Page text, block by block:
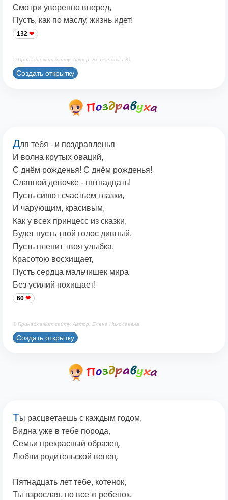
Смотри уверенно вперед,
Пусть, как по маслу, жизнь идет!
132
© Принадлежит сайту. Автор: Безжанова Т.Ю.
Создать открытку
Для тебя - и поздравленья
И волна крутых оваций,
С днём рожденья! С днём рожденья!
Славной девочке - пятнадцать!
Пусть сияют счастьем глазки,
И чарующим, красивым,
Как у всех принцесс из сказки,
Будет пусть твой голос дивный.
Пусть пленит твоя улыбка,
Красотою восхищает,
Пусть сердца мальчишек мира
Без усилий похищает!
60
© Принадлежит сайту. Автор: Елена Николаевна
Создать открытку
Ты расцветаешь с каждым годом,
Видна уже в тебе порода,
Семьи прекрасный образец,
Любви родительской венец.
Пятнадцать лет тебе, котенок,
Ты взрослая, но все ж ребенок.